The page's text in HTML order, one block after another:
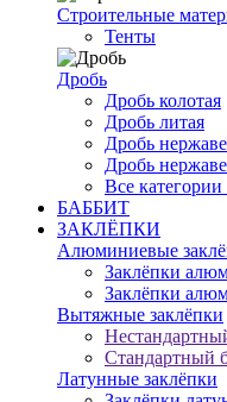
Строительные
Тенты
Дробь
Дробь колотая
Дробь литая
Дробь
Дробь
Все категории
БАББИТ
ЗАКЛЁПКИ
Алюминиевые
Заклёпки
Заклёпки
Вытяжные заклёпки
Стандартный
Латунные заклёпки